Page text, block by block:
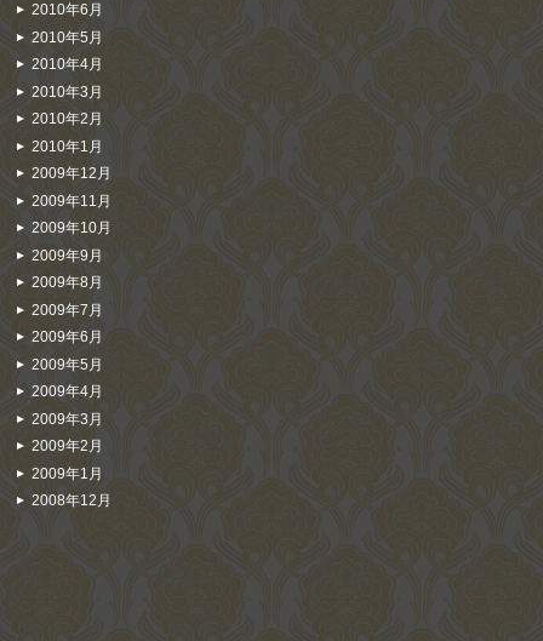
2010年6月
2010年5月
2010年4月
2010年3月
2010年2月
2010年1月
2009年12月
2009年11月
2009年10月
2009年9月
2009年8月
2009年7月
2009年6月
2009年5月
2009年4月
2009年3月
2009年2月
2009年1月
2008年12月